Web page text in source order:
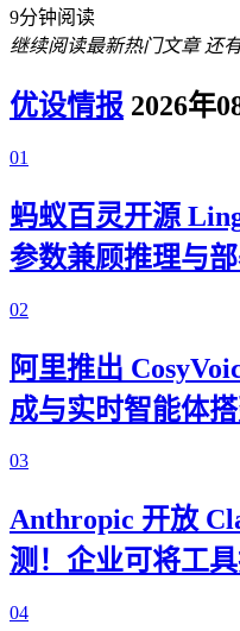
9分钟阅读
继续阅读最新热门文章 还
优设情报 2026年
01
蚂蚁百灵开源
参数兼顾推理与
02
阿里推出
成与实时智能体
03
Anthropic 开放
测！企业可将工
04